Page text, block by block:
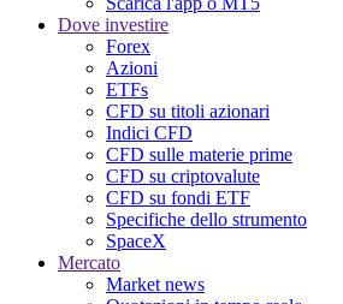
Dove investire
Forex
Azioni
ETFs
CFD su titoli azionari
Indici CFD
CFD sulle materie prime
CFD su criptovalute
CFD su fondi ETF
Specifiche dello strumento
SpaceX
Mercato
Market news